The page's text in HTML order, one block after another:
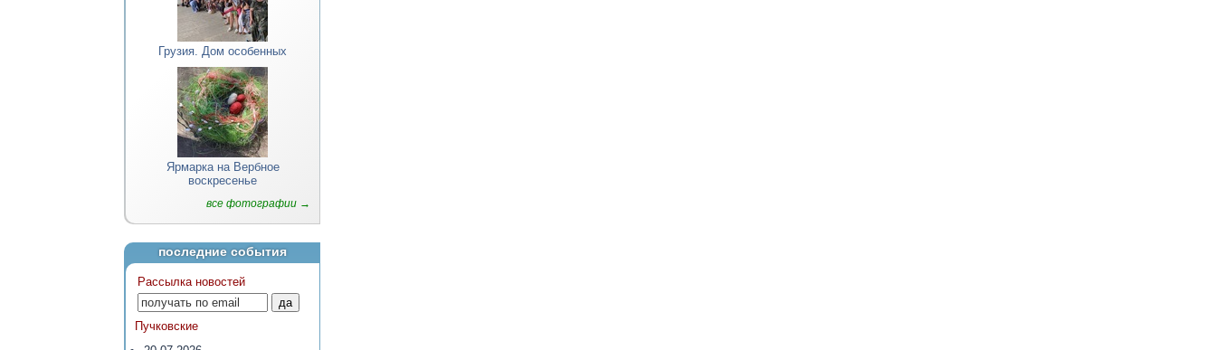
Грузия. Дом особенных
Ярмарка на Вербное
воскресенье
все фотографии →
последние события
Рассылка новостей
Пучковские